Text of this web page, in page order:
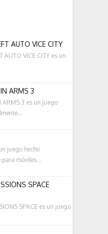
AUTO VICE CITY
AUTO VICE CITY es un
ARMS 3
ARMS 3 es un juego
juego hecho
para móviles...
SPACE
SPACE es un juego